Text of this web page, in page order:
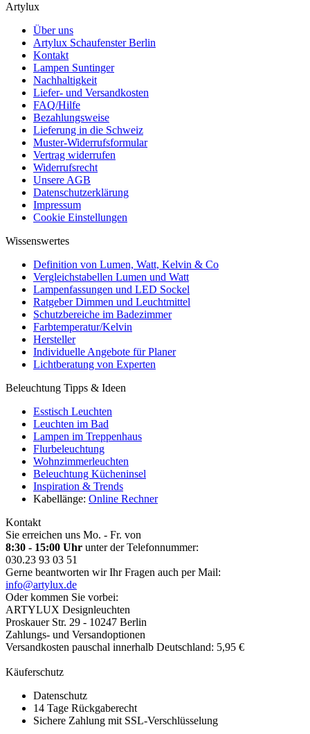
Artylux
Über uns
Artylux Schaufenster Berlin
Kontakt
Lampen Suntinger
Nachhaltigkeit
Liefer- und Versandkosten
FAQ/Hilfe
Bezahlungsweise
Lieferung in die Schweiz
Muster-Widerrufsformular
Vertrag widerrufen
Widerrufsrecht
Unsere AGB
Datenschutzerklärung
Impressum
Cookie Einstellungen
Wissenswertes
Definition von Lumen, Watt, Kelvin & Co
Vergleichstabellen Lumen und Watt
Lampenfassungen und LED Sockel
Ratgeber Dimmen und Leuchtmittel
Schutzbereiche im Badezimmer
Farbtemperatur/Kelvin
Hersteller
Individuelle Angebote für Planer
Lichtberatung von Experten
Beleuchtung Tipps & Ideen
Esstisch Leuchten
Leuchten im Bad
Lampen im Treppenhaus
Flurbeleuchtung
Wohnzimmerleuchten
Beleuchtung Kücheninsel
Inspiration & Trends
Kabellänge: Online Rechner
Kontakt
Sie erreichen uns Mo. - Fr. von
8:30 - 15:00 Uhr unter der Telefonnummer:
030.23 93 03 51
Gerne beantworten wir Ihr Fragen auch per Mail:
info@artylux.de
Oder kommen Sie vorbei:
ARTYLUX Designleuchten
Proskauer Str. 29 - 10247 Berlin
Zahlungs- und Versandoptionen
Versandkosten pauschal innerhalb Deutschland: 5,95 €
Käuferschutz
Datenschutz
14 Tage Rückgaberecht
Sichere Zahlung mit SSL-Verschlüsselung